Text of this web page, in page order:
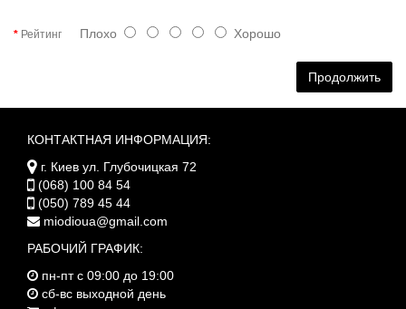
Рейтинг Плохо Хорошо
Продолжить
КОНТАКТНАЯ ИНФОРМАЦИЯ:
г. Киев ул. Глубочицкая 72
(068) 100 84 54
(050) 789 45 44
miodioua@gmail.com
РАБОЧИЙ ГРАФИК:
пн-пт с 09:00 до 19:00
сб-вс выходной день